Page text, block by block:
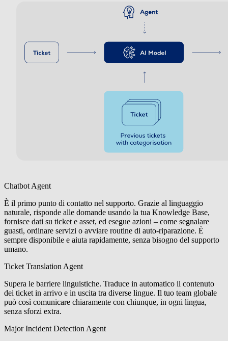
Chatbot Agent
È il primo punto di contatto nel supporto. Grazie al linguaggio
naturale, risponde alle domande usando la tua Knowledge Base,
fornisce dati su ticket e asset, ed esegue azioni – come segnalare
guasti, ordinare servizi o avviare routine di auto-riparazione. È
sempre disponibile e aiuta rapidamente, senza bisogno del supporto
umano.
Ticket Translation Agent
Supera le barriere linguistiche. Traduce in automatico il contenuto
dei ticket in arrivo e in uscita tra diverse lingue. Il tuo team globale
può così comunicare chiaramente con chiunque, in ogni lingua,
senza sforzi extra.
Major Incident Detection Agent